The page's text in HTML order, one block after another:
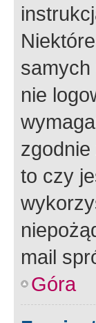
samych
nie
to czy
mail
Góra